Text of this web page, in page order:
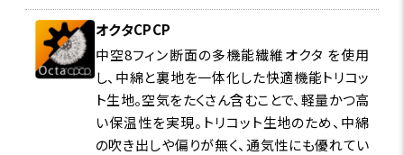
リングをご紹介します。
オクタCPCP
中空8フィン断面の多機能繊維オクタ を使用
し、中綿と裏地を一体化した快適機能トリコッ
ト生地。空気をたくさん含むことで、軽量かつ高
い保温性を実現。トリコット生地のため、中綿
の吹き出しや偏りが無く、通気性にも優れてい